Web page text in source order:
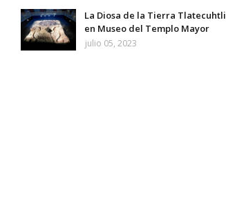
La Diosa de la Tierra Tlatecuhtli
en Museo del Templo Mayor
julio 05, 2023